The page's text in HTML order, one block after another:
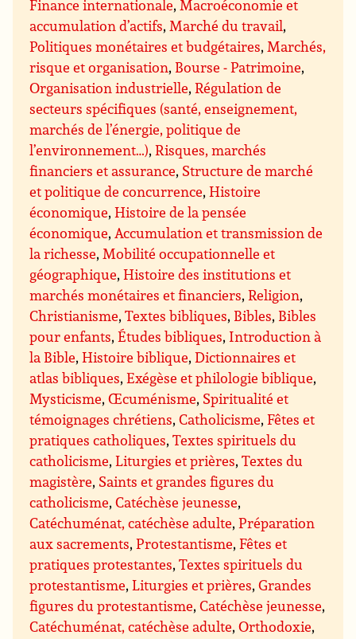
Finance internationale, Macroéconomie et
accumulation d’actifs, Marché du travail,
Politiques monétaires et budgétaires, Marchés,
risque et organisation, Bourse - Patrimoine,
Organisation industrielle,Régulation de
secteurs spécifiques (santé, enseignement,
marchés de l’énergie, politique de
l’environnement…),Risques, marchés
financiers et assurance, Structure de marché
et politique de concurrence,Histoire
économique,Histoire de la pensée
économique, Accumulation et transmission de
la richesse, Mobilité occupationnelle et
géographique,Histoire des institutions et
marchés monétaires et financiers,Religion,
Christianisme,Textes bibliques, Bibles, Bibles
pour enfants,Études bibliques, Introduction à
la Bible,Histoire biblique,Dictionnaires et
atlas bibliques,Exégèse et philologie biblique,
Mysticisme,Œcuménisme, Spiritualité et
témoignages chrétiens,Catholicisme,Fêtes et
pratiques catholiques,Textes spirituels du
catholicisme,Liturgies et prières,Textes du
magistère, Saints et grandes figures du
catholicisme,Catéchèse jeunesse,
Catéchuménat, catéchèse adulte,Préparation
aux sacrements,Protestantisme,Fêtes et
pratiques protestantes,Textes spirituels du
protestantisme,Liturgies et prières,Grandes
figures du protestantisme,Catéchèse jeunesse,
Catéchuménat, catéchèse adulte,Orthodoxie,